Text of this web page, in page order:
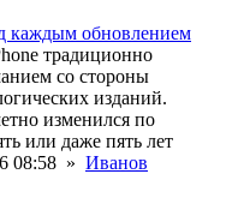
каждым обновлением
традиционно
со стороны
изданий.
изменился по
или даже пять лет
08:58 » Иванов